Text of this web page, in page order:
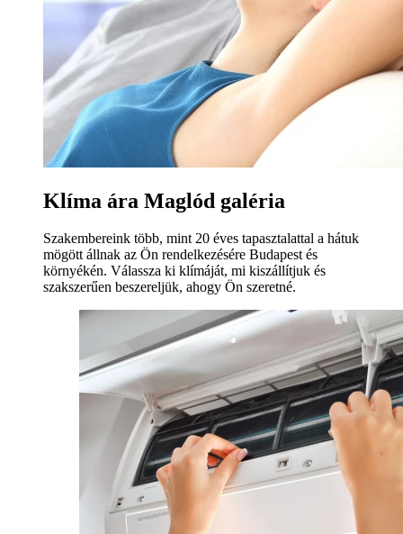
Klíma ára Maglód galéria
Szakembereink több, mint 20 éves tapasztalattal a hátuk
mögött állnak az Ön rendelkezésére Budapest és
környékén. Válassza ki klímáját, mi kiszállítjuk és
szakszerűen beszereljük, ahogy Ön szeretné.